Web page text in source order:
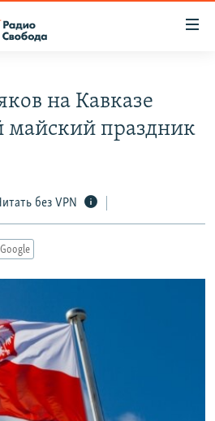
на Кавказе
майский праздник
без VPN